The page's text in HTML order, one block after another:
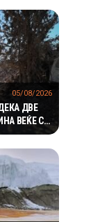
ДВЕ
ВЕЌЕ СЕ
НА ТРЕТО
05/08/2026